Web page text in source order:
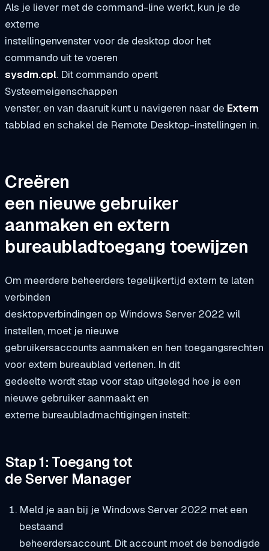
Als je liever met de command-line werkt, kun je de
externe
instellingenvenster voor de desktop door het
commando uit te voeren
sysdm.cpl. Dit commando opent
Systeemeigenschappen
venster, en van daaruit kunt u navigeren naar de Extern
tabblad en schakel de Remote Desktop-instellingen in.
Creëren
een nieuwe gebruiker
aanmaken en extern
bureaubladtoegang toewijzen
Om meerdere beheerders tegelijkertijd extern te laten
verbinden
desktopverbindingen op Windows Server 2022 wil
instellen, moet je nieuwe
gebruikersaccounts aanmaken en hen toegangsrechten
voor extern bureaublad verlenen. In dit
gedeelte wordt stap voor stap uitgelegd hoe je een
nieuwe gebruiker aanmaakt en
externe bureaubladmachtigingen instelt:
Stap 1: Toegang tot
de Server Manager
Meld je aan bij je Windows Server 2022 met een
bestaand
beheerdersaccount. Dit account moet de benodigde